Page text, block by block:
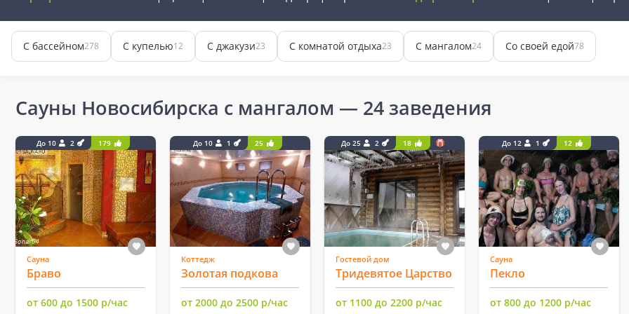
С бассейном278 С купелью12 С джакузи23 С комнатой отдыха23 С мангалом24 Со своей едой78
Сауны Новосибирска с мангалом — 24 заведения
До 10 2 179
Сауна
Браво
от 600 до 1500 р/час
До 10 1 25
Коттедж
Золотая подкова
от 2000 до 2500 р/час
До 25 2 18
Гостевой дом
Тридевятое Царство
от 1100 до 2200 р/час
До 12 1 12
Сауна
Пекло
от 800 до 1200 р/час